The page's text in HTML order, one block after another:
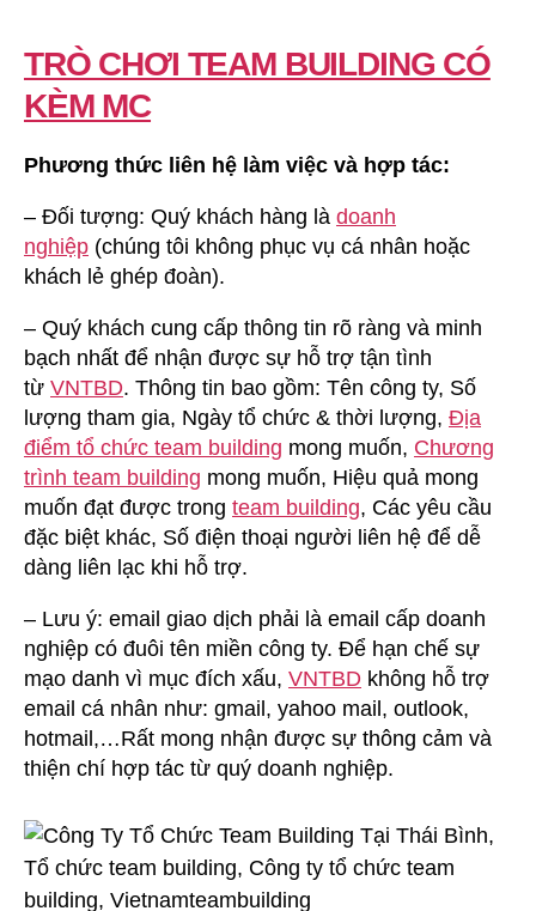
TRÒ CHƠI TEAM BUILDING CÓ
KÈM MC
Phương thức liên hệ làm việc và hợp tác:
– Đối tượng: Quý khách hàng là doanh
nghiệp (chúng tôi không phục vụ cá nhân hoặc
khách lẻ ghép đoàn).
– Quý khách cung cấp thông tin rõ ràng và minh
bạch nhất để nhận được sự hỗ trợ tận tình
từ VNTBD. Thông tin bao gồm: Tên công ty, Số
lượng tham gia, Ngày tổ chức & thời lượng, Địa
điểm tổ chức team building mong muốn, Chương
trình team building mong muốn, Hiệu quả mong
muốn đạt được trong team building, Các yêu cầu
đặc biệt khác, Số điện thoại người liên hệ để dễ
dàng liên lạc khi hỗ trợ.
– Lưu ý: email giao dịch phải là email cấp doanh
nghiệp có đuôi tên miền công ty. Để hạn chế sự
mạo danh vì mục đích xấu, VNTBD không hỗ trợ
email cá nhân như: gmail, yahoo mail, outlook,
hotmail,…Rất mong nhận được sự thông cảm và
thiện chí hợp tác từ quý doanh nghiệp.